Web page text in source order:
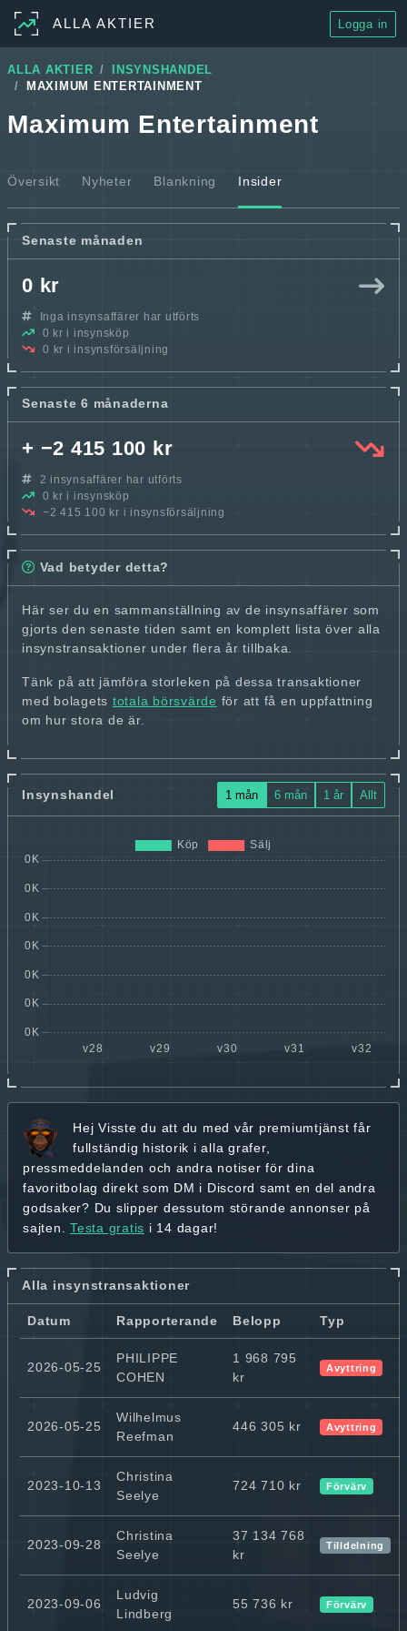
ALLA AKTIER Logga in
ALLA AKTIER
INSYNSHANDEL
MAXIMUM ENTERTAINMENT
Maximum Entertainment
Översikt Nyheter Blankning Insider
Senaste månaden
0 kr
Inga insynsaffärer har utförts
0 kr i insynsköp
0 kr i insynsförsäljning
Senaste 6 månaderna
+ −2 415 100 kr
2 insynsaffärer har utförts
0 kr i insynsköp
−2 415 100 kr i insynsförsäljning
Vad betyder detta?
Här ser du en sammanställning av de insynsaffärer som
gjorts den senaste tiden samt en komplett lista över alla
insynstransaktioner under flera år tillbaka.
Tänk på att jämföra storleken på dessa transaktioner
med bolagets totala börsvärde för att få en uppfattning
om hur stora de är.
Insynshandel 1 mån 6 mån 1 år Allt
Hej Visste du att du med vår premiumtjänst får
fullständig historik i alla grafer,
pressmeddelanden och andra notiser för dina
favoritbolag direkt som DM i Discord samt en del andra
godsaker? Du slipper dessutom störande annonser på
sajten. Testa gratis i 14 dagar!
Alla insynstransaktioner
Datum Rapporterande Belopp Typ
2026-05-25
PHILIPPE
COHEN
1 968 795
kr
Avyttring
2026-05-25
Wilhelmus
Reefman
446 305 kr Avyttring
2023-10-13
Christina
Seelye
724 710 kr Förvärv
2023-09-28
Christina
Seelye
37 134 768
kr
Tilldelning
2023-09-06
Ludvig
Lindberg
55 736 kr Förvärv